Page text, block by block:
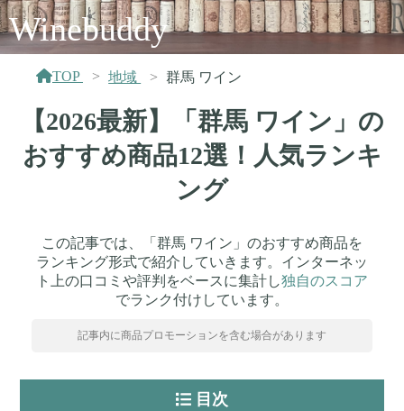
Winebuddy
TOP 地域 群馬 ワイン
【2026最新】「群馬 ワイン」の
おすすめ商品12選！人気ランキ
ング
この記事では、「群馬 ワイン」のおすすめ商品を
ランキング形式で紹介していきます。インターネッ
ト上の口コミや評判をベースに集計し独自のスコア
でランク付けしています。
記事内に商品プロモーションを含む場合があります
目次